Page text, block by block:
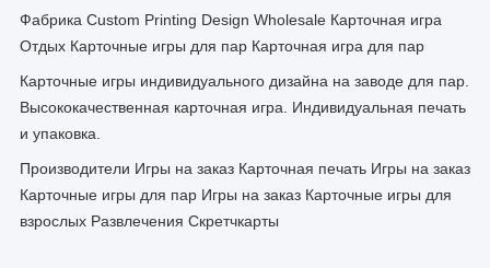
Фабрика Custom Printing Design Wholesale Карточная игра
Отдых Карточные игры для пар Карточная игра для пар
Карточные игры индивидуального дизайна на заводе для пар.
Высококачественная карточная игра. Индивидуальная печать
и упаковка.
Производители Игры на заказ Карточная печать Игры на заказ
Карточные игры для пар Игры на заказ Карточные игры для
взрослых Развлечения Скретчкарты